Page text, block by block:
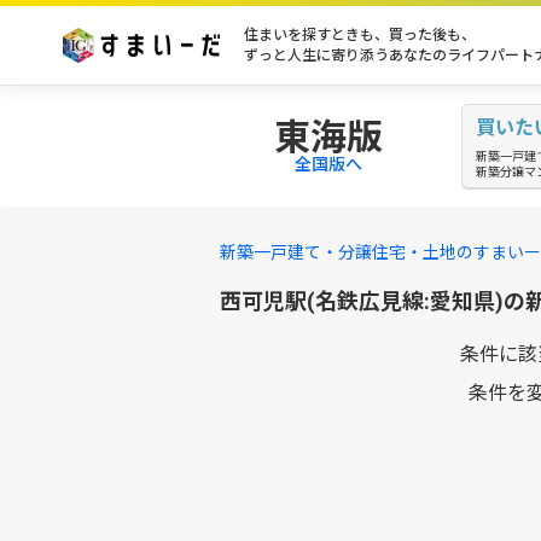
住まいを探すときも、買った後も、
ずっと人生に寄り添うあなたのライフパート
東海版
全国版へ
買いた
新築一戸建
新築分譲マ
新築一戸建て・分譲住宅・土地のすまい
西可児駅(名鉄広見線:愛知県)の
条件に
条件を